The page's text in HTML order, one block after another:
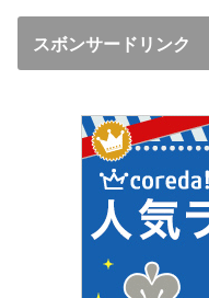
スボンサードリンク